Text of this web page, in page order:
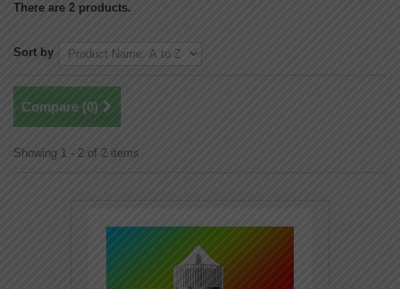
There are 2 products.
Sort by
Compare (0)
Showing 1 - 2 of 2 items